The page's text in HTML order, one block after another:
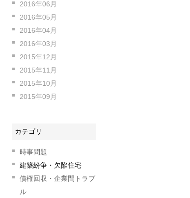
2016年06月
2016年05月
2016年04月
2016年03月
2015年12月
2015年11月
2015年10月
2015年09月
カテゴリ
時事問題
建築紛争・欠陥住宅
債権回収・企業間トラブ
ル